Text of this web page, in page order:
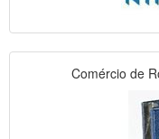
Comércio de